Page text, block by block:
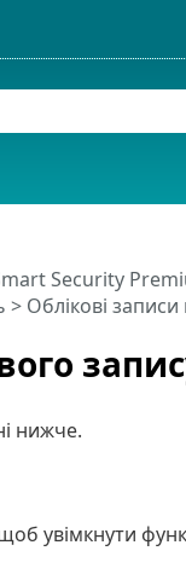
Security
> Облікові записи
нижче.
увімкнути